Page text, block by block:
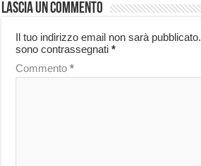
Lascia un commento
Il tuo indirizzo email non sarà pubblicato.
sono contrassegnati*
Commento*